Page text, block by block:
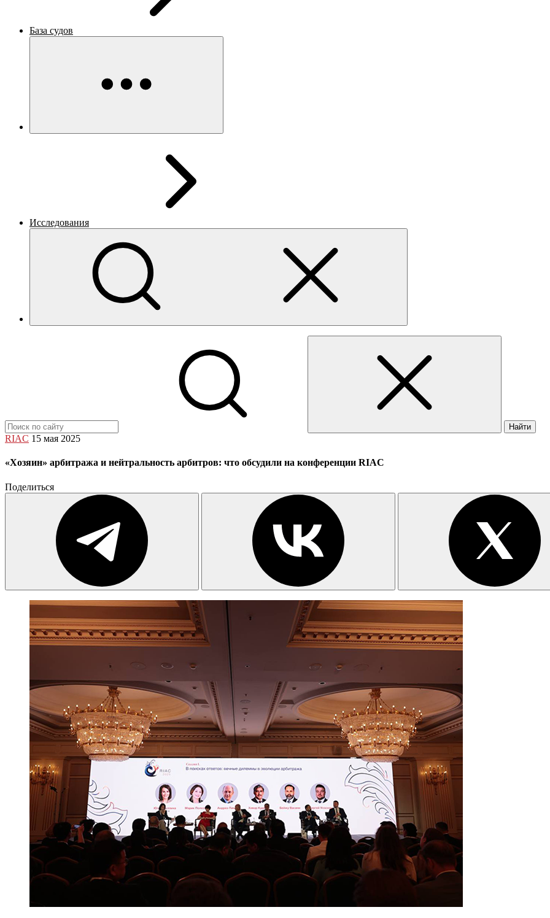
База судов
Исследования
Найти
RIAC 15 мая 2025
«Хозяин» арбитража и нейтральность арбитров: что обсудили на конференции RIAC
Поделиться